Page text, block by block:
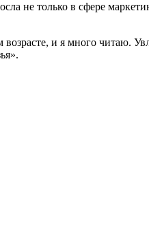
не только в сфере
и я много читаю.